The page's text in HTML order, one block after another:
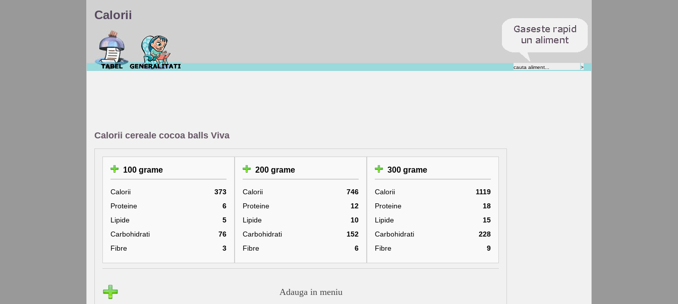
Calorii
Calorii cereale cocoa balls Viva
100 grame
Calorii
373
Proteine
6
Lipide
5
Carbohidrati
76
Fibre
3
200 grame
Calorii
746
Proteine
12
Lipide
10
Carbohidrati
152
Fibre
6
300 grame
Calorii
1119
Proteine
18
Lipide
15
Carbohidrati
228
Fibre
9
Adauga in meniu